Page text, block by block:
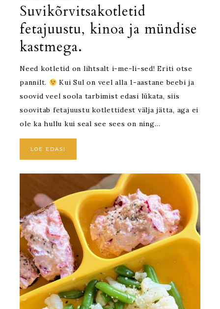
Suvikõrvitsakotletid
fetajuustu, kinoa ja mündise
kastmega.
Need kotletid on lihtsalt i-me-li-sed! Eriti otse
pannilt.
Kui Sul on veel alla 1-aastane beebi ja
soovid veel soola tarbimist edasi lükata, siis
soovitab fetajuustu kotlettidest välja jätta, aga ei
ole ka hullu kui seal see sees on ning…
LOE EDASI